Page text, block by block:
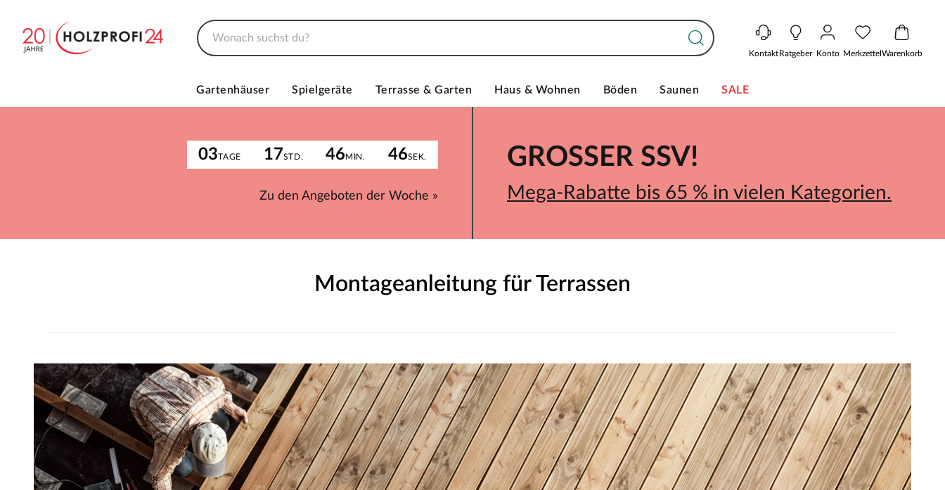
KontaktRatgeber Konto MerkzettelWarenkorb
Gartenhäuser Spielgeräte Terrasse & Garten Haus & Wohnen Böden Saunen SALE
03TAGE 17STD. 46MIN. 46SEK.
Zu den Angeboten der Woche »
GROSSER SSV!
Mega-Rabatte bis 65 % in vielen Kategorien.
Montageanleitung für Terrassen